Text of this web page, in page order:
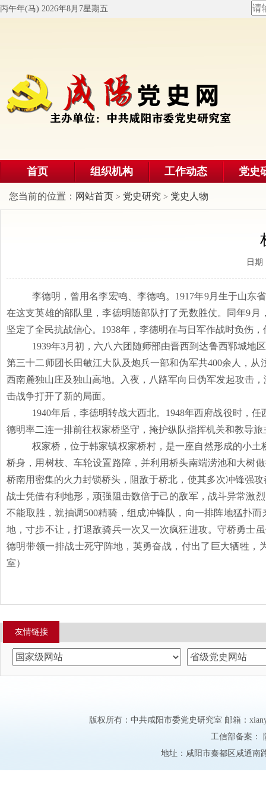
丙午年(马) 2026年8月7星期五
首页 组织机构 工作动态 党史
您当前的位置： 网站首页 > 党史研究 > 党史人物
日
李德明，曾用名李宏鸣、李德鸣。 1917年9月生于山东
在这支英雄的部队里，李德明随部队打了无数胜仗。同年9
坚定了全民抗战信心。1938年，李德明在与日军作战时负伤
1939年3月初，六八六团随师部由晋西到达鲁西郓城地
第三十二师团长田敏江大队及炮兵一部和伪军共400余人，
西南麓独山庄及独山高地。入夜，八路军向日伪军发起攻击
击战争打开了新的局面。
1940年后，李德明转战大西北。1948年西府战役时，
德明率二连一排前往权家桥坚守，掩护纵队指挥机关和教导旅
权家桥，位于韩家镇权家桥村，是一座自然形成的小土
桥身，用树枝、车轮设置路障，并利用桥头南端涝池和大树
桥南用密集的火力封锁桥头，阻敌于桥北，使其多次冲锋强
战士凭借有利地形，顽强阻击数倍于己的敌军，战斗异常激
不能取胜，就抽调500精骑，组成冲锋队，向一排阵地猛扑
地，寸步不让，打退敌骑兵一次又一次疯狂进攻。守桥勇士
德明带领一排战士死守阵地，英勇奋战，付出了巨大牺牲
室）
友情链接
版权所有：中共咸阳市委党史研究室 邮箱：
工信部备案：
地址：咸阳市秦都区咸通南